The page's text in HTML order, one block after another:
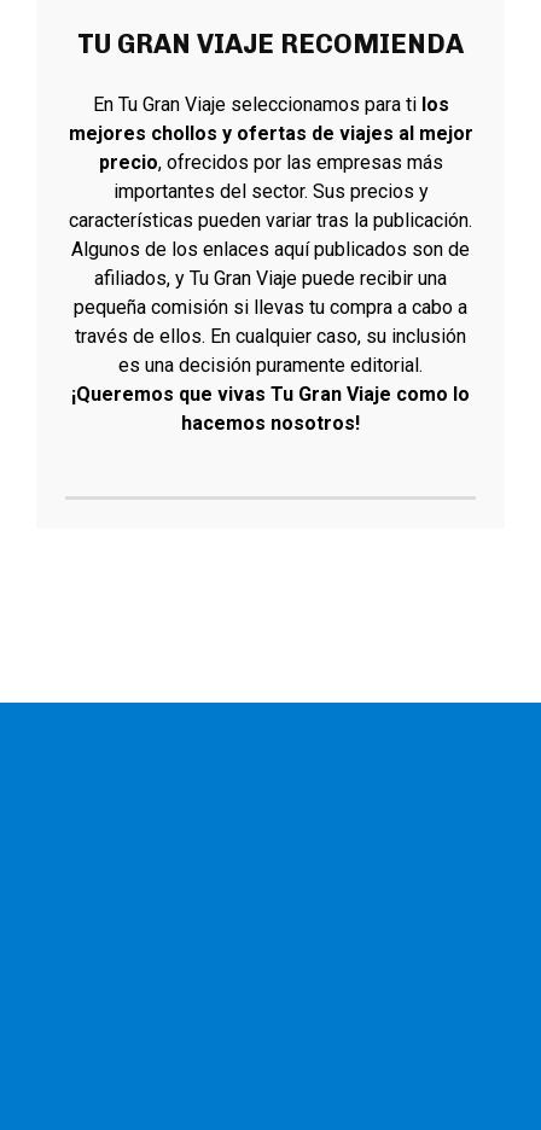
TU GRAN VIAJE RECOMIENDA
En Tu Gran Viaje seleccionamos para ti los
mejores chollos y ofertas de viajes al mejor
precio, ofrecidos por las empresas más
importantes del sector. Sus precios y
características pueden variar tras la publicación.
Algunos de los enlaces aquí publicados son de
afiliados, y Tu Gran Viaje puede recibir una
pequeña comisión si llevas tu compra a cabo a
través de ellos. En cualquier caso, su inclusión
es una decisión puramente editorial.
¡Queremos que vivas Tu Gran Viaje como lo
hacemos nosotros!